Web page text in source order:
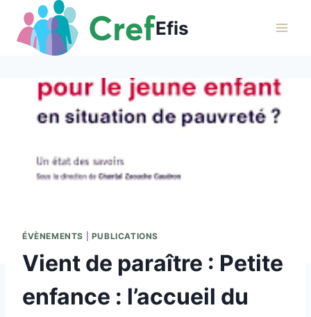
contenu
Efis
ÉVÈNEMENTS PUBLICATIONS
Vient de paraître : Petite
enfance : l’accueil du